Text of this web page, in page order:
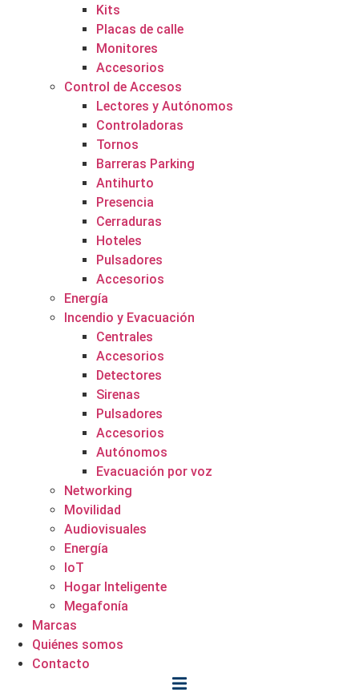
Kits
Placas de calle
Monitores
Accesorios
Control de Accesos
Lectores y Autónomos
Controladoras
Tornos
Barreras Parking
Antihurto
Presencia
Cerraduras
Hoteles
Pulsadores
Accesorios
Energía
Incendio y Evacuación
Centrales
Accesorios
Detectores
Sirenas
Pulsadores
Accesorios
Autónomos
Evacuación por voz
Networking
Movilidad
Audiovisuales
Energía
IoT
Hogar Inteligente
Megafonía
Marcas
Quiénes somos
Contacto